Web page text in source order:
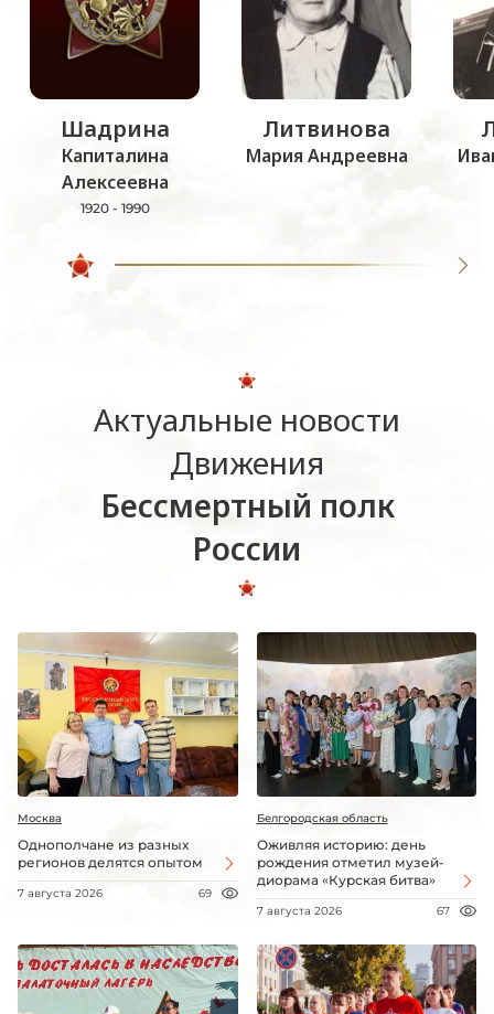
Шадрина
Капиталина
Алексеевна
1920 - 1990
Литвинова
Мария Андреевна
Актуальные новости
Движения
Бессмертный полк
России
Москва
Однополчане из разных
регионов делятся опытом
7 августа 2026 69
Белгородская область
Оживляя историю: день
рождения отметил музей-
диорама «Курская битва»
7 августа 2026 67